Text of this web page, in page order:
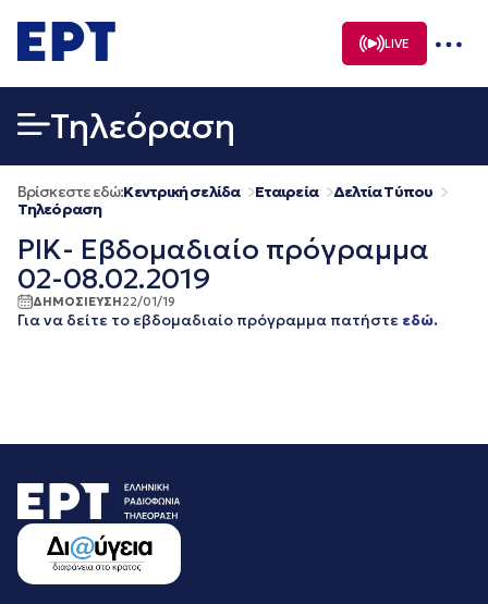
σε
περιεχόμενο
LIVE
Τηλεόραση
Βρίσκεστε εδώ:Κεντρική σελίδα Εταιρεία
Δελτία Τύπου
Τηλεόραση
ΡΙΚ- Εβδομαδιαίο πρόγραμμα
02-08.02.2019
ΔΗΜΟΣΙΕΥΣΗ22/01/19
Για να δείτε το εβδομαδιαίο πρόγραμμα πατήστε εδώ.